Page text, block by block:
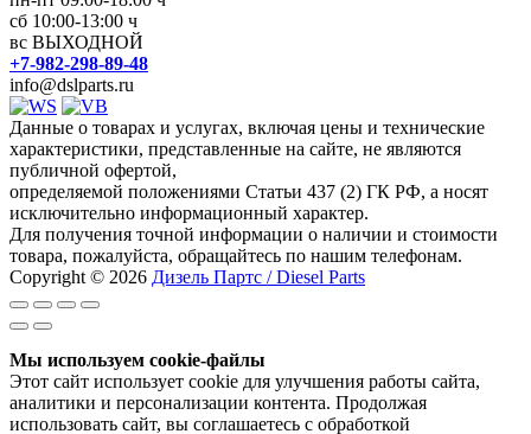
сб 10:00-13:00 ч
вс ВЫХОДНОЙ
+7-982-298-89-48
info@dslparts.ru
Данные о товарах и услугах, включая цены и технические
характеристики, представленные на сайте, не являются
публичной офертой,
определяемой положениями Статьи 437 (2) ГК РФ, а носят
исключительно информационный характер.
Для получения точной информации о наличии и стоимости
товара, пожалуйста, обращайтесь по нашим телефонам.
Copyright © 2026 Дизель Партс / Diesel Parts
Мы используем cookie-файлы
Этот сайт использует cookie для улучшения работы сайта,
аналитики и персонализации контента. Продолжая
использовать сайт, вы соглашаетесь с обработкой